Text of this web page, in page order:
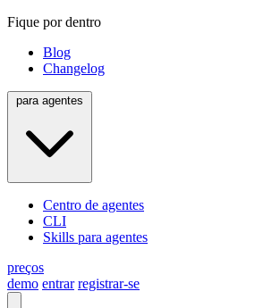
Fique por dentro
Blog
Changelog
Centro de agentes
CLI
Skills para agentes
preços
demo entrar registrar-se